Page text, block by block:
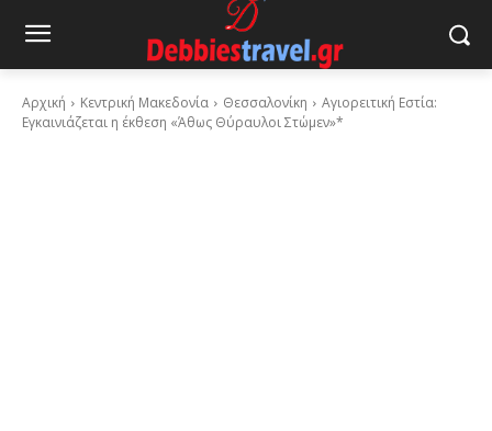
Αρχική Κεντρική Μακεδονία Θεσσαλονίκη
Αγιορειτική Εστία:
Εγκαινιάζεται η έκθεση «Άθως Θύραυλοι Στώμεν»*